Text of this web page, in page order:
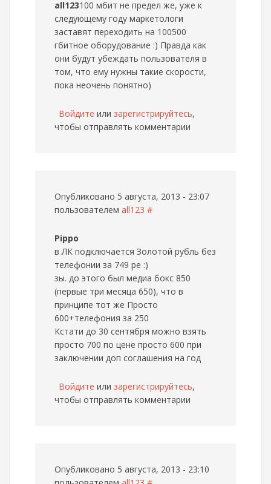
all123100 мбит не предел же, уже к
следующему году маркетологи
заставят переходить на 100500
гбитное оборудование :) Правда как
они будут убеждать пользователя в
том, что ему нужны такие скорости,
пока неочень понятно)
Войдите или зарегистрируйтесь,
чтобы отправлять комментарии
Опубликовано 5 августа, 2013 - 23:07
пользователем all123 #
Pippo
в ЛК подключается Золотой рубль без
телефонии за 749 ре :)
зы. до этого был медиа бокс 850
(первые три месяца 650), что в
принципе тот же Просто
600+телефония за 250
Кстати до 30 сентября можно взять
просто 700 по цене просто 600 при
заключении доп соглашения на год
Войдите или зарегистрируйтесь,
чтобы отправлять комментарии
Опубликовано 5 августа, 2013 - 23:10